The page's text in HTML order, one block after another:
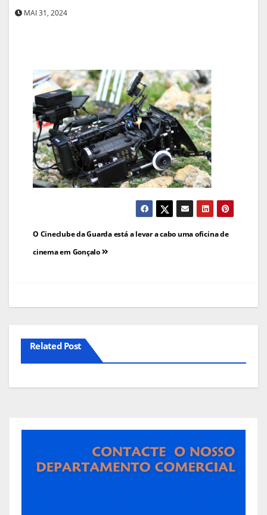
MAI 31, 2024
Navegação
de
O Cineclube da Guarda está a levar a cabo uma oficina de
cinema em Gonçalo
Related Post